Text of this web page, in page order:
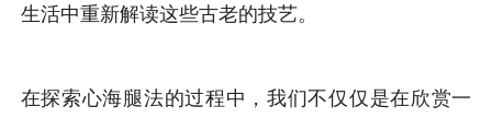
生活中重新解读这些古老的技艺。
在探索心海腿法的过程中，我们不仅仅是在欣赏一